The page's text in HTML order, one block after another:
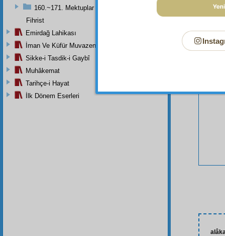
Bu
160.~171. Mektuplar
Fihrist
Emirdağ Lahikası
İman Ve Küfür Muvazeneleri
Sikke-i Tasdik-i Gaybî
Muhâkemat
Tarihçe-i Hayat
İlk Dönem Eserleri